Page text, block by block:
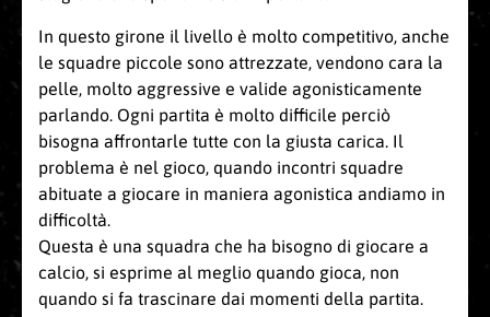
In questo girone il livello è molto competitivo, anche
le squadre piccole sono attrezzate, vendono cara la
pelle, molto aggressive e valide agonisticamente
parlando. Ogni partita è molto difficile perciò
bisogna affrontarle tutte con la giusta carica. Il
problema è nel gioco, quando incontri squadre
abituate a giocare in maniera agonistica andiamo in
difficoltà.
Questa è una squadra che ha bisogno di giocare a
calcio, si esprime al meglio quando gioca, non
quando si fa trascinare dai momenti della partita.